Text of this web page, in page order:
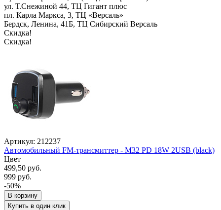
ул. Т.Снежиной 44, ТЦ Гигант плюс
пл. Карла Маркса, 3, ТЦ «Версаль»
Бердск, Ленина, 41Б, ТЦ Сибирский Версаль
Скидка!
Скидка!
Артикул: 212237
Автомобильный FM-трансмиттер - M32 PD 18W 2USB (black)
Цвет
499,50 руб.
999 руб.
-50%
В корзину
Купить в один клик